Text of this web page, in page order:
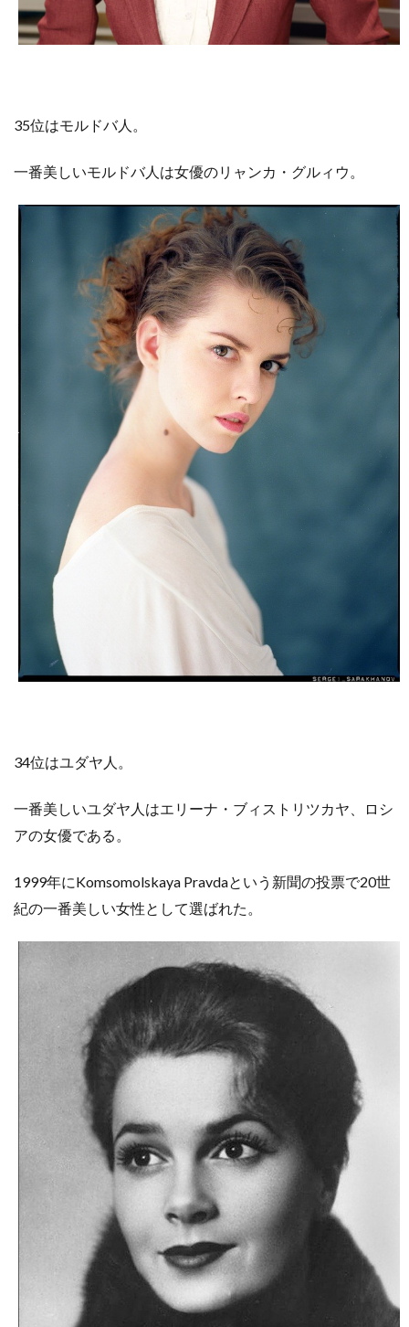
35位はモルドバ人。
一番美しいモルドバ人は女優のリャンカ・グルィウ。
34位はユダヤ人。
一番美しいユダヤ人はエリーナ・ブィストリツカヤ、ロシ
アの女優である。
1999年にKomsomolskaya Pravdaという新聞の投票で20世
紀の一番美しい女性として選ばれた。